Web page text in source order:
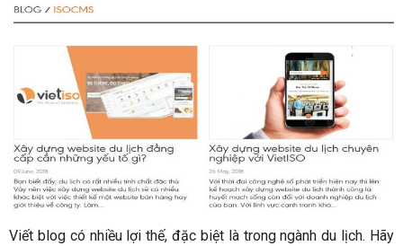
Viết blog có nhiều lợi thế, đặc biệt là trong ngành du lịch. Hãy